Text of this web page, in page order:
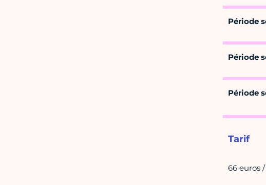
Période
Période
Période
Tarif
66 euros